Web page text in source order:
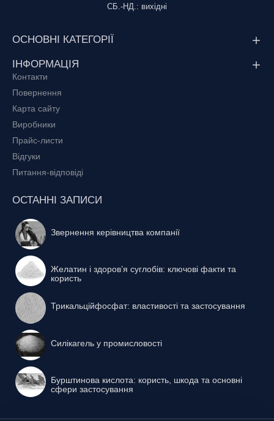
СБ.-НД.: вихідні
ОСНОВНІ КАТЕГОРІЇ
ІНФОРМАЦІЯ
Контакти
Повернення
Карта сайту
Виробники
Прайс-листи
Відгуки
Питання-відповіді
ОСТАННІ ЗАПИСИ
Звернення керівництва компанії
Желатин і здоров’я суглобів: ключові факти та
користь
Трикальційфосфат: властивості та застосування
Силікагель у промисловості
Бурштинова кислота: користь, шкода та основні
сфери застосування